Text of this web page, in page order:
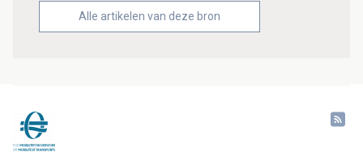
Alle artikelen van deze bron